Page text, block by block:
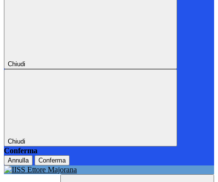
Chiudi
Chiudi
Conferma
Annulla Conferma